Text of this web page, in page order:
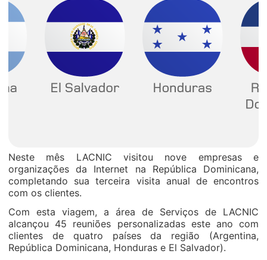
Neste mês LACNIC visitou nove empresas e
organizações da Internet na República Dominicana,
completando sua terceira visita anual de encontros
com os clientes.
Com esta viagem, a área de Serviços de LACNIC
alcançou 45 reuniões personalizadas este ano com
clientes de quatro países da região (Argentina,
República Dominicana, Honduras e El Salvador).